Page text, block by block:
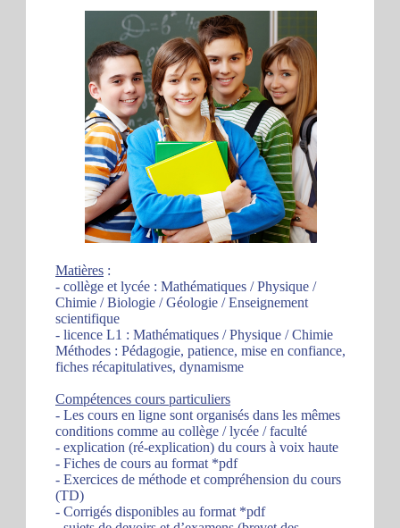
Matières :
- collège et lycée : Mathématiques / Physique /
Chimie / Biologie / Géologie / Enseignement
scientifique
- licence L1 : Mathématiques / Physique / Chimie
Méthodes : Pédagogie, patience, mise en confiance,
fiches récapitulatives, dynamisme
Compétences cours particuliers
- Les cours en ligne sont organisés dans les mêmes
conditions comme au collège / lycée / faculté
- explication (ré-explication) du cours à voix haute
- Fiches de cours au format *pdf
- Exercices de méthode et compréhension du cours
(TD)
- Corrigés disponibles au format *pdf